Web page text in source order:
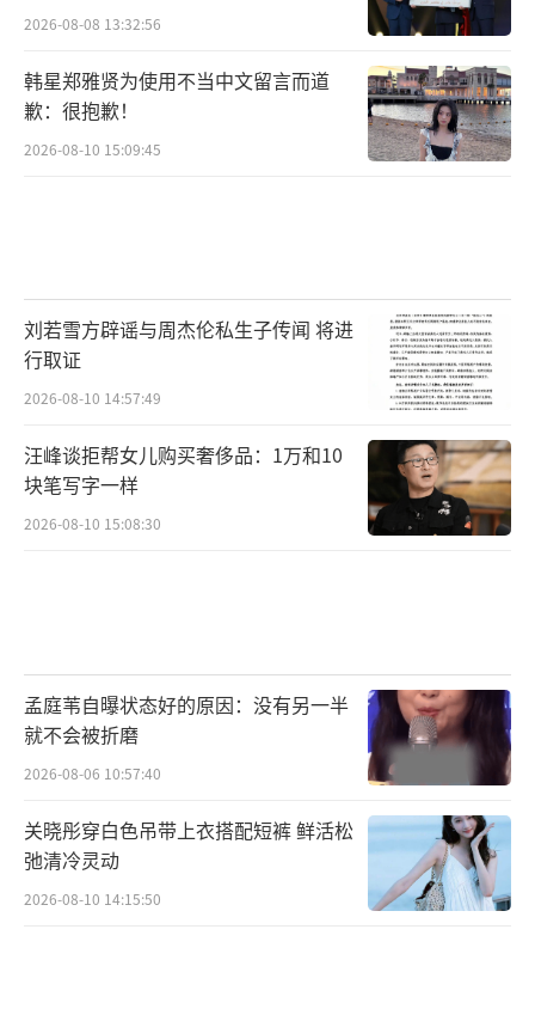
2026-08-08 13:32:56
韩星郑雅贤为使用不当中文留言而道
歉：很抱歉！
2026-08-10 15:09:45
刘若雪方辟谣与周杰伦私生子传闻 将进
行取证
2026-08-10 14:57:49
汪峰谈拒帮女儿购买奢侈品：1万和10
块笔写字一样
2026-08-10 15:08:30
孟庭苇自曝状态好的原因：没有另一半
就不会被折磨
2026-08-06 10:57:40
关晓彤穿白色吊带上衣搭配短裤 鲜活松
弛清冷灵动
2026-08-10 14:15:50